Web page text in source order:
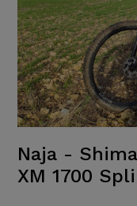
Naja -
XM 1700